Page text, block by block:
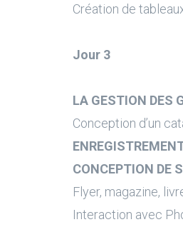
Création de
Jour 3
LA GESTION DES
Conception d’un
CONCEPTION DE
Flyer, magazine,
Interaction avec